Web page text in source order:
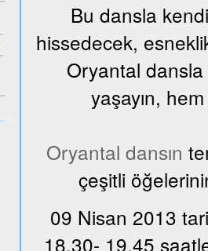
Bu dansla
hissedecek,
Oryantal dansla
yaşayın,
Oryantal dansın
çeşitli
09 Nisan 2013
18.30- 19.45